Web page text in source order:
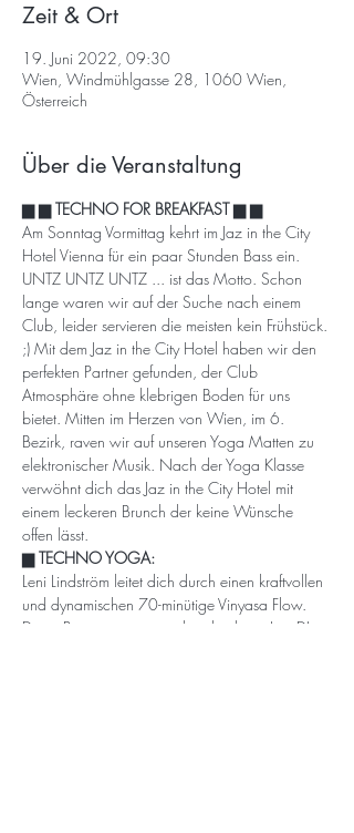
Zeit & Ort
19. Juni 2022, 09:30
Wien, Windmühlgasse 28, 1060 Wien,
Österreich
Über die Veranstaltung
▆ ▆ TECHNO FOR BREAKFAST ▆ ▆
Am Sonntag Vormittag kehrt im Jaz in the City
Hotel Vienna für ein paar Stunden Bass ein.
UNTZ UNTZ UNTZ ... ist das Motto. Schon
lange waren wir auf der Suche nach einem
Club, leider servieren die meisten kein Frühstück.
;) Mit dem Jaz in the City Hotel haben wir den
perfekten Partner gefunden, der Club
Atmosphäre ohne klebrigen Boden für uns
bietet. Mitten im Herzen von Wien, im 6.
Bezirk, raven wir auf unseren Yoga Matten zu
elektronischer Musik. Nach der Yoga Klasse
verwöhnt dich das Jaz in the City Hotel mit
einem leckeren Brunch der keine Wünsche
offen lässt.
▆ TECHNO YOGA:
Leni Lindström leitet dich durch einen kraftvollen
und dynamischen 70-minütige Vinyasa Flow.
Deine Bewegungen werden durch ein Live-DJ-